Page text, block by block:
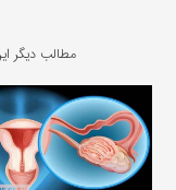
مطالب دیگر